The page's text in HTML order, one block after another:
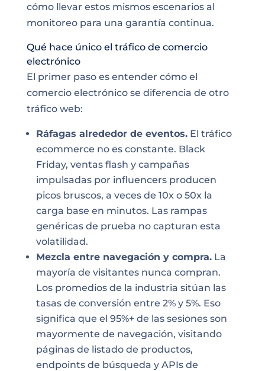
cómo llevar estos mismos escenarios al
monitoreo para una garantía continua.
Qué hace único el tráfico de comercio
electrónico
El primer paso es entender cómo el
comercio electrónico se diferencia de otro
tráfico web:
Ráfagas alrededor de eventos.El tráfico
ecommerce no es constante. Black
Friday, ventas flash y campañas
impulsadas por influencers producen
picos bruscos, a veces de 10x o 50x la
carga base en minutos. Las rampas
genéricas de prueba no capturan esta
volatilidad.
Mezcla entre navegación y compra.La
mayoría de visitantes nunca compran.
Los promedios de la industria sitúan las
tasas de conversión entre 2% y 5%. Eso
significa que el 95%+ de las sesiones son
mayormente de navegación, visitando
páginas de listado de productos,
endpoints de búsqueda y APIs de